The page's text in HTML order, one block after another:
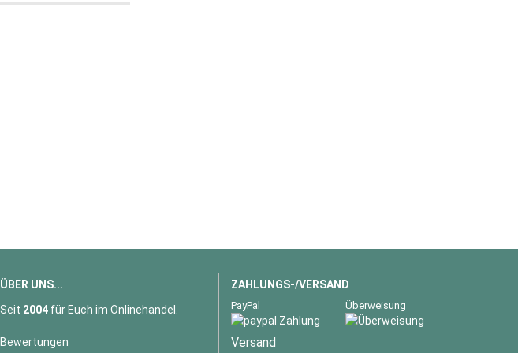
ÜBER UNS...
Seit 2004 für Euch im Onlinehandel.
Bewertungen
ZAHLUNGS-/VERSAND
PayPal Überweisung
Versand